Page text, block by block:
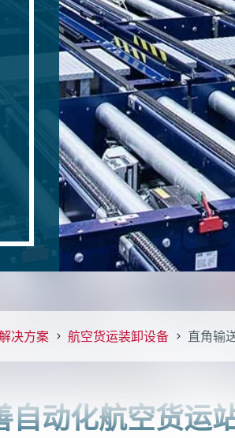
决方案 航空货运装卸设备 直角输
动化航空货运